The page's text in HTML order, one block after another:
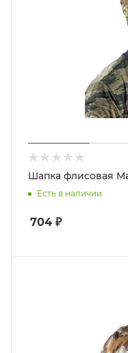
Шапка флисовая
Есть в наличии
704 ₽